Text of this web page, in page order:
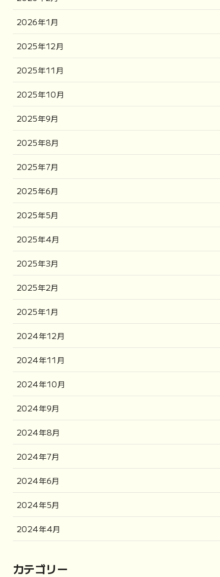
2026年1月
2025年12月
2025年11月
2025年10月
2025年9月
2025年8月
2025年7月
2025年6月
2025年5月
2025年4月
2025年3月
2025年2月
2025年1月
2024年12月
2024年11月
2024年10月
2024年9月
2024年8月
2024年7月
2024年6月
2024年5月
2024年4月
カテゴリー